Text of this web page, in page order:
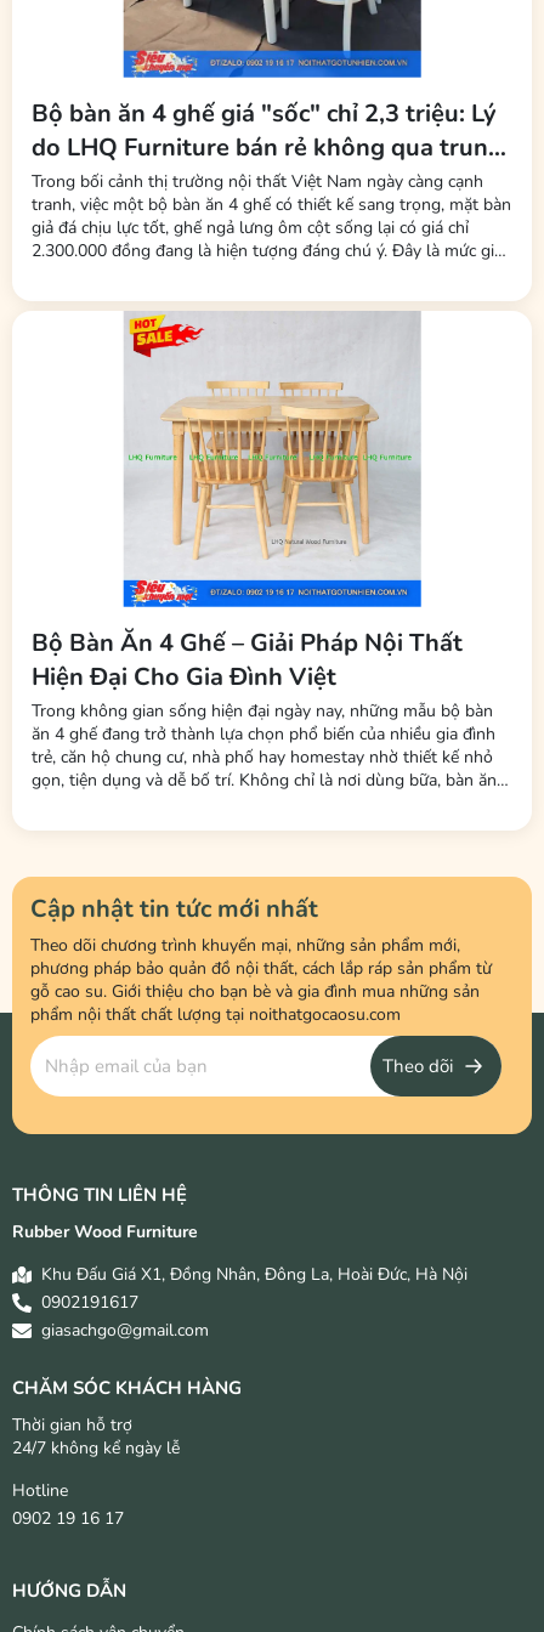
chúng tôi để được tư vấn chi tiết và nhận nhiều
ưu đãi hấp dẫn
Tags sản phẩm:
bàn cafe xếp gọn khung sắt, bàn cafe gấp gọn 40x60, bàn xếp cafe
hình chữ nhật, bàn cafe kích thước nhỏ, bàn cafe sắt sơn tĩnh điện,
bàn cafe ngoài trời, bàn gấp thông minh, bàn cafe vỉa hè, nội thất
quán cafe, bàn ghế cafe giá rẻ
Bộ bàn ăn 4 ghế giá "sốc" chỉ 2,3 triệu: Lý
do LHQ Furniture bán rẻ không qua trung
gian, không mất phí sàn
Trong bối cảnh thị trường nội thất Việt Nam ngày càng cạnh
tranh, việc một bộ bàn ăn 4 ghế có thiết kế sang trọng, mặt bàn
giả đá chịu lực tốt, ghế ngả lưng ôm cột sống lại có giá chỉ
2.300.000 đồng đang là hiện tượng đáng chú ý. Đây là mức giá
bằng chung. Đứng sau chiến lược giá này là thương hiệu LHQ...
Bộ Bàn Ăn 4 Ghế – Giải Pháp Nội Thất
Hiện Đại Cho Gia Đình Việt
Trong không gian sống hiện đại ngày nay, những mẫu bộ bàn
ăn 4 ghế đang trở thành lựa chọn phổ biến của nhiều gia đình
trẻ, căn hộ chung cư, nhà phố hay homestay nhờ thiết kế nhỏ
gọn, tiện dụng và dễ bố trí. Không chỉ là nơi dùng bữa, bàn ăn
ngày làm việc và học tập. Tại Nội Thất LHQ Furniture, nhiều
Cập nhật tin tức mới nhất
Theo dõi chương trình khuyến mại, những sản phẩm mới,
phương pháp bảo quản đồ nội thất, cách lắp ráp sản phẩm từ
gỗ cao su. Giới thiệu cho bạn bè và gia đình mua những sản
phẩm nội thất chất lượng tại noithatgocaosu.com
Theo dõi
THÔNG TIN LIÊN HỆ
Rubber Wood Furniture
Khu Đấu Giá X1, Đồng Nhân, Đông La, Hoài Đức, Hà Nội
0902191617
giasachgo@gmail.com
CHĂM SÓC KHÁCH HÀNG
Thời gian hỗ trợ
24/7 không kể ngày lễ
Hotline
0902 19 16 17
HƯỚNG DẪN